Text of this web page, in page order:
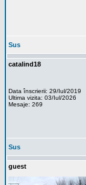
Sus
catalind18
Data înscrierii: 29/Iul/2019
Ultima vizita: 03/Iul/2026
Mesaje: 269
Sus
guest